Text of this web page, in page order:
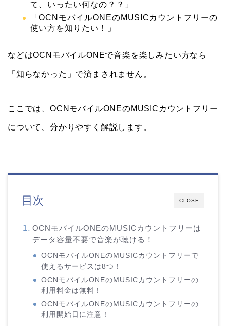
て、いったい何なの？？」
「OCNモバイルONEのMUSICカウントフリーの
使い方を知りたい！」
などはOCNモバイルONEで音楽を楽しみたい方なら
「知らなかった」で済まされません。
ここでは、OCNモバイルONEのMUSICカウントフリー
について、分かりやすく解説します。
CLOSE
目次
OCNモバイルONEのMUSICカウントフリーは
データ容量不要で音楽が聴ける！
OCNモバイルONEのMUSICカウントフリーで
使えるサービスは8つ！
OCNモバイルONEのMUSICカウントフリーの
利用料金は無料！
OCNモバイルONEのMUSICカウントフリーの
利用開始日に注意！